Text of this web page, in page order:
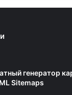
генератор
Sitemaps